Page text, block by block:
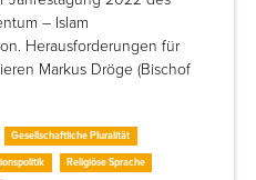
– Islam
Herausforderungen für
Markus Dröge (Bischof
Gesellschaftliche Pluralität
Religiöse Sprache